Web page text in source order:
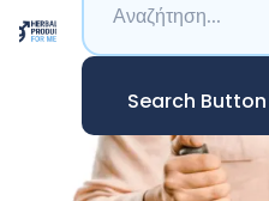
Search Button